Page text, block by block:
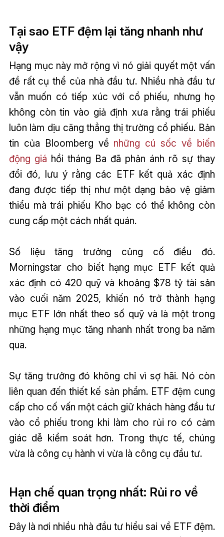
Tại sao ETF đệm lại tăng nhanh như
vậy
Hạng mục này mở rộng vì nó giải quyết một vấn
đề rất cụ thể của nhà đầu tư. Nhiều nhà đầu tư
vẫn muốn có tiếp xúc với cổ phiếu, nhưng họ
không còn tin vào giả định xưa rằng trái phiếu
luôn làm dịu căng thẳng thị trường cổ phiếu. Bản
tin của Bloomberg về những cú sốc về biến
động giá hồi tháng Ba đã phản ánh rõ sự thay
đổi đó, lưu ý rằng các ETF kết quả xác định
đang được tiếp thị như một dạng bảo vệ giảm
thiểu mà trái phiếu Kho bạc có thể không còn
cung cấp một cách nhất quán.
Số liệu tăng trưởng củng cố điều đó.
Morningstar cho biết hạng mục ETF kết quả
xác định có 420 quỹ và khoảng $78 tỷ tài sản
vào cuối năm 2025, khiến nó trở thành hạng
mục ETF lớn nhất theo số quỹ và là một trong
những hạng mục tăng nhanh nhất trong ba năm
qua.
Sự tăng trưởng đó không chỉ vì sợ hãi. Nó còn
liên quan đến thiết kế sản phẩm. ETF đệm cung
cấp cho cố vấn một cách giữ khách hàng đầu tư
vào cổ phiếu trong khi làm cho rủi ro có cảm
giác dễ kiểm soát hơn. Trong thực tế, chúng
vừa là công cụ hành vi vừa là công cụ đầu tư.
Hạn chế quan trọng nhất: Rủi ro về
thời điểm
Đây là nơi nhiều nhà đầu tư hiểu sai về ETF đệm.